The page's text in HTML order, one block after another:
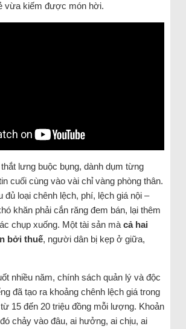
vừa kiếm được món hời.
lưng buộc bụng, dành dụm từng
cuối cùng vào vài chỉ vàng phòng thân.
đủ loại chênh lệch, phí, lệch giá nội –
khăn phải cắn răng đem bán, lại thêm
chụp xuống. Một tài sản mà cả hai
bởi thuế, người dân bị kẹp ở giữa,
nhiều năm, chính sách quản lý và độc
đã tạo ra khoảng chênh lệch giá trong
15 đến 20 triệu đồng mỗi lượng. Khoản
chảy vào đâu, ai hưởng, ai chịu, ai